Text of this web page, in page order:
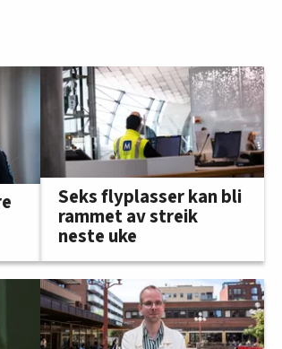
Seks flyplasser kan bli
rammet av streik
neste uke